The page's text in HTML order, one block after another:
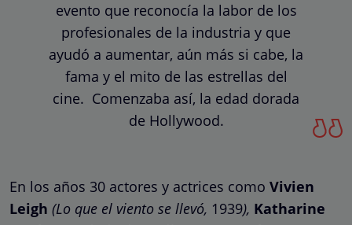
evento que reconocía la labor de los
profesionales de la industria y que
ayudó a aumentar, aún más si cabe, la
fama y el mito de las estrellas del
cine. Comenzaba así, la edad dorada
de Hollywood.
En los años 30 actores y actrices como Vivien
Leigh (Lo que el viento se llevó, 1939), Katharine